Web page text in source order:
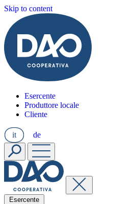
Skip to content
Esercente
Produttore locale
Cliente
it de
Esercente